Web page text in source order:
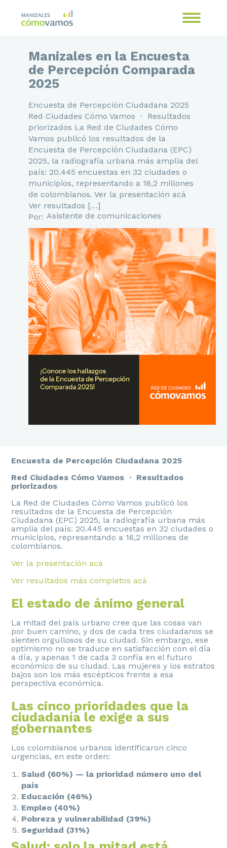
Manizales en la Encuesta
de Percepción Comparada
2025
Encuesta de Percepción Ciudadana 2025
Red Ciudades Cómo Vamos · Resultados
priorizados La Red de Ciudades Cómo
Vamos publicó los resultados de la
Encuesta de Percepción Ciudadana (EPC)
2025, la radiografía urbana más amplia del
país: 20.445 encuestas en 32 ciudades o
municipios, representando a 16,2 millones
de colombianos. Ver la presentación acá
Ver resultados […]
Asistente de comunicaciones
Encuesta de Percepción Ciudadana 2025
Red Ciudades Cómo Vamos · Resultados
priorizados
La Red de Ciudades Cómo Vamos publicó los
resultados de la Encuesta de Percepción
Ciudadana (EPC) 2025, la radiografía urbana más
amplia del país: 20.445 encuestas en 32 ciudades o
municipios, representando a 16,2 millones de
colombianos.
Ver la presentación acá
Ver resultados más completos acá
El estado de ánimo general
La mitad del país urbano cree que las cosas van
por buen camino, y dos de cada tres ciudadanos se
sienten orgullosos de su ciudad. Sin embargo, ese
optimismo no se traduce en satisfacción con el día
a día, y apenas 1 de cada 3 confía en el futuro
económico de su ciudad. Las mujeres y los estratos
bajos son los más escépticos frente a esa
perspectiva económica.
Las cinco prioridades que la
ciudadanía le exige a sus
gobernantes
Los colombianos urbanos identificaron cinco
urgencias, en este orden:
Salud (60%) — la prioridad número uno del
país
Educación (46%)
Empleo (40%)
Pobreza y vulnerabilidad (39%)
Seguridad (31%)